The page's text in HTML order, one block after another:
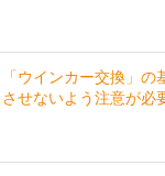
「ウインカー交換」
させないよう注意が必